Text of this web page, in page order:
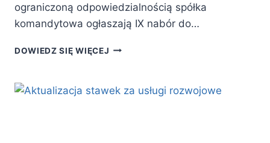
ograniczoną odpowiedzialnością spółka
komandytowa ogłaszają IX nabór do…
DOWIEDZ SIĘ WIĘCEJ OGŁASZAMY
NABORU